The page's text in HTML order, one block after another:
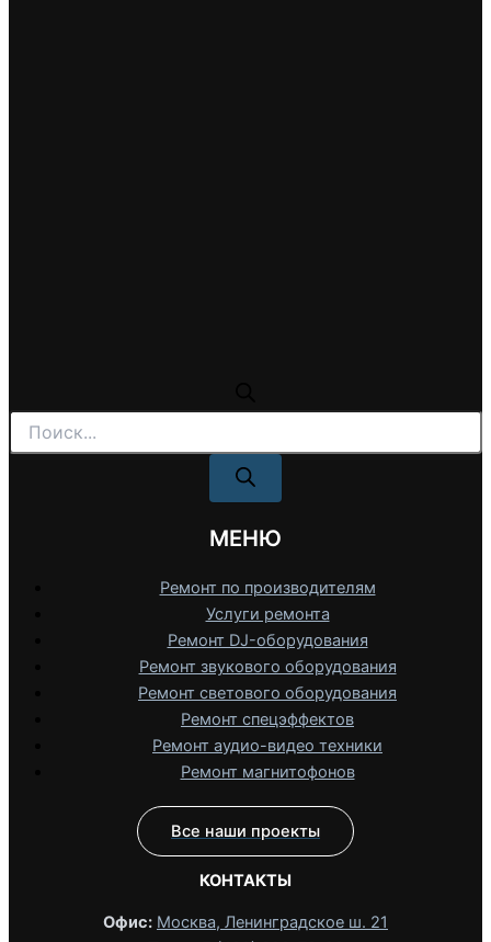
Поиск
товаров
МЕНЮ
Ремонт по производителям
Услуги ремонта
Ремонт DJ-оборудования
Ремонт звукового оборудования
Ремонт светового оборудования
Ремонт спецэффектов
Ремонт аудио-видео техники
Ремонт магнитофонов
Все наши проекты
КОНТАКТЫ
Офис: Москва, Ленинградское ш. 21